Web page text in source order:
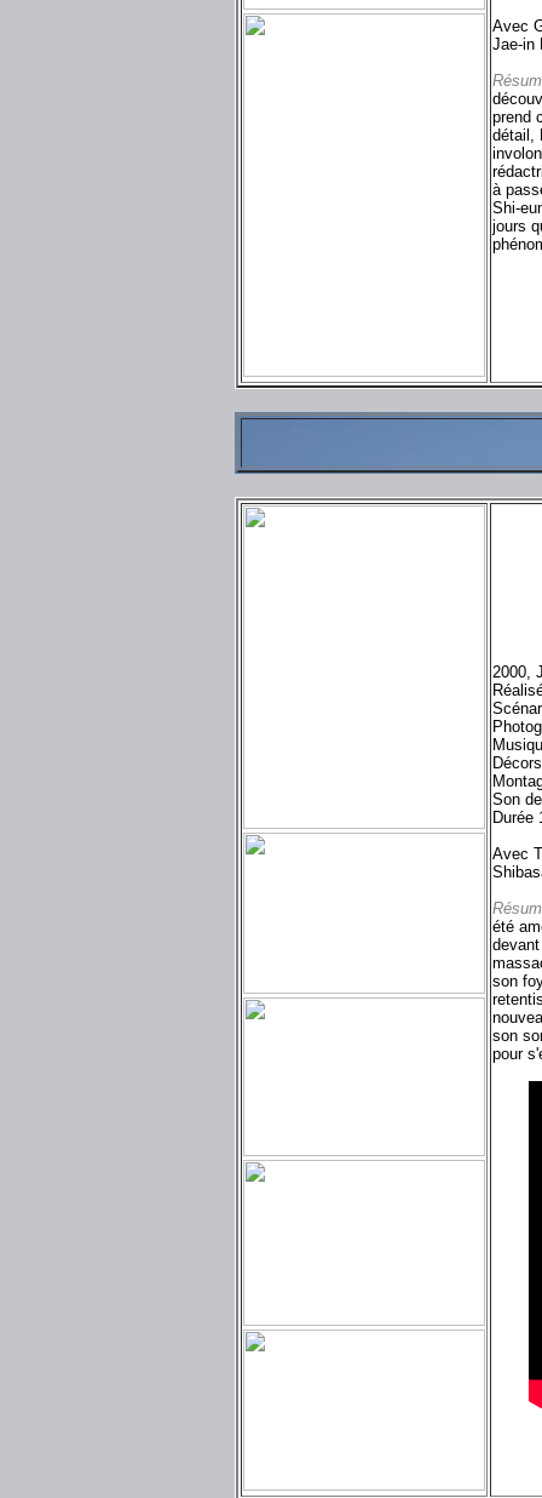
Avec
Jae-in
prend
détail,
à
Shi-
jours
2000,
Son
Durée
Avec
été
son
son
pour